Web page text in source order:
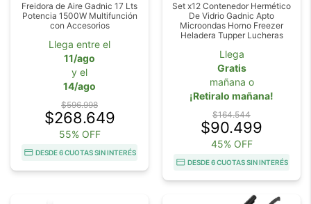
Freidora de Aire Gadnic 17 Lts
Potencia 1500W Multifunción
con Accesorios
Llega entre el
11/ago
y el
14/ago
$596.998
$268.649
55% OFF
DESDE 6 CUOTAS SIN INTERÉS
Set x12 Contenedor Hermético
De Vidrio Gadnic Apto
Microondas Horno Freezer
Heladera Tupper Lucheras
Llega
Gratis
mañana o
¡Retiralo mañana!
$164.544
$90.499
45% OFF
DESDE 6 CUOTAS SIN INTERÉS